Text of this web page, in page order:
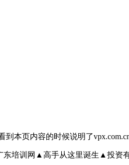
到本页内容的时候说明了
培训网▲高手从这里诞生▲投资